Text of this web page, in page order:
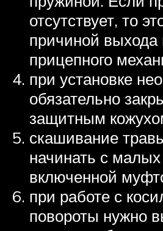
отсутствует, то
причиной выхода
прицепного
при установке
обязательно
защитным
скашивание
начинать с
включенной
при работе с
повороты нужно